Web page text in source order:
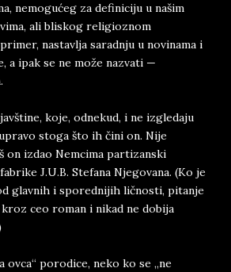
nemogućeg za definiciju u našim
ali bliskog religioznom
nastavlja saradnju u novinama i
a ipak se ne može nazvati —
koje, odnekud, i ne izgledaju
stoga što ih čini on. Nije
on izdao Nemcima partizanski
J.U.B. Stefana Njegovana. (Ko je
glavnih i sporednijih ličnosti, pitanje
ceo roman i nikad ne dobija
ovca“ porodice, neko ko se „ne